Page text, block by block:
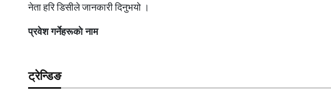
नेता हरि डिसीले जानकारी दिनुभयो ।
प्रवेश गर्नेहरूकाे नाम
ट्रेन्डिङ